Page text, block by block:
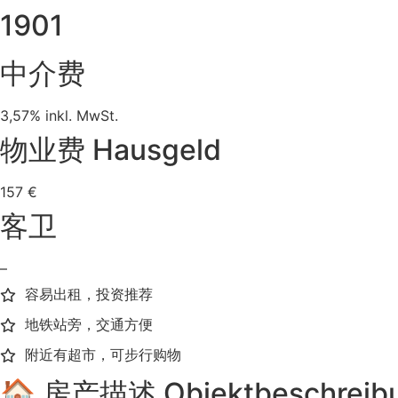
1901
中介费
3,57% inkl. MwSt.
物业费 Hausgeld
157 €
客卫
–
容易出租，投资推荐
地铁站旁，交通方便
附近有超市，可步行购物